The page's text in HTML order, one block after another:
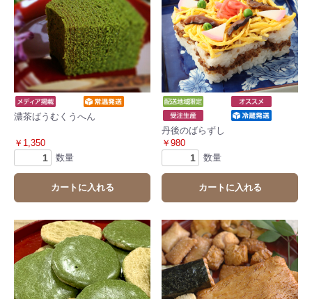
濃茶ばうむくうへん
￥1,350
数量
カートに入れる
丹後のばらずし
￥980
数量
カートに入れる